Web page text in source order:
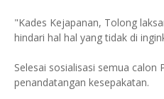
"Kades Kejapanan, Tolong
hindari hal hal yang tidak di
Selesai sosialisasi semua calon
penandatangan kesepakatan.